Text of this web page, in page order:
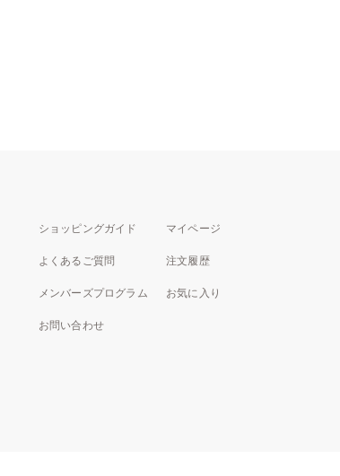
ショッピングガイド
よくあるご質問
メンバーズプログラム
お問い合わせ
マイページ
注文履歴
お気に入り